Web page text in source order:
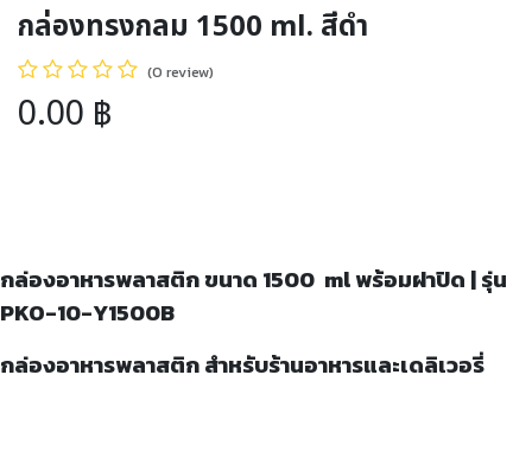
กล่องทรงกลม 1500 ml. สีดำ
(0 review)
0.00 ฿
กล่องอาหารพลาสติก ขนาด 1500 ml พร้อมฝาปิด | รุ่น
PKO-10-Y1500B
กล่องอาหารพลาสติก สำหรับร้านอาหารและเดลิเวอรี่